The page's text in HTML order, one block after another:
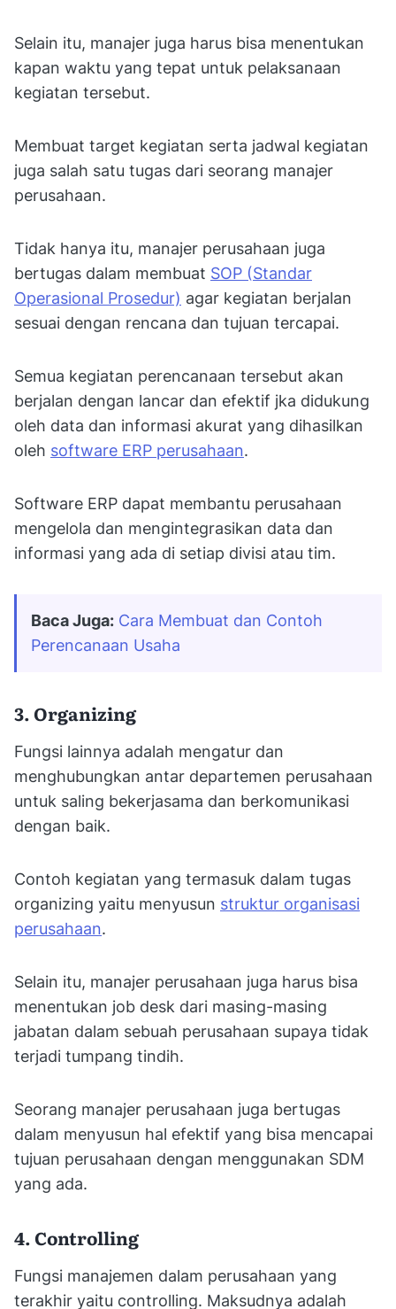
Selain itu, manajer juga harus bisa menentukan
kapan waktu yang tepat untuk pelaksanaan
kegiatan tersebut.
Membuat target kegiatan serta jadwal kegiatan
juga salah satu tugas dari seorang manajer
perusahaan.
Tidak hanya itu, manajer perusahaan juga
bertugas dalam membuat SOP (Standar
Operasional Prosedur) agar kegiatan berjalan
sesuai dengan rencana dan tujuan tercapai.
Semua kegiatan perencanaan tersebut akan
berjalan dengan lancar dan efektif jka didukung
oleh data dan informasi akurat yang dihasilkan
oleh software ERP perusahaan.
Software ERP dapat membantu perusahaan
mengelola dan mengintegrasikan data dan
informasi yang ada di setiap divisi atau tim.
Baca Juga: Cara Membuat dan Contoh
Perencanaan Usaha
3. Organizing
Fungsi lainnya adalah mengatur dan
menghubungkan antar departemen perusahaan
untuk saling bekerjasama dan berkomunikasi
dengan baik.
Contoh kegiatan yang termasuk dalam tugas
organizing yaitu menyusun struktur organisasi
perusahaan.
Selain itu, manajer perusahaan juga harus bisa
menentukan job desk dari masing-masing
jabatan dalam sebuah perusahaan supaya tidak
terjadi tumpang tindih.
Seorang manajer perusahaan juga bertugas
dalam menyusun hal efektif yang bisa mencapai
tujuan perusahaan dengan menggunakan SDM
yang ada.
4. Controlling
Fungsi manajemen dalam perusahaan yang
terakhir yaitu controlling. Maksudnya adalah